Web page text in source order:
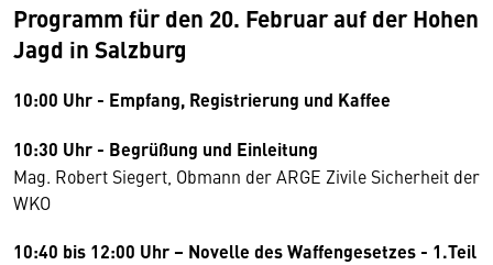
Programm für den 20. Februar auf der Hohen
Jagd in Salzburg
10:00 Uhr - Empfang, Registrierung und Kaffee
10:30 Uhr - Begrüßung und Einleitung
Mag. Robert Siegert, Obmann der ARGE Zivile Sicherheit der
WKO
10:40 bis 12:00 Uhr – Novelle des Waffengesetzes - 1.Teil